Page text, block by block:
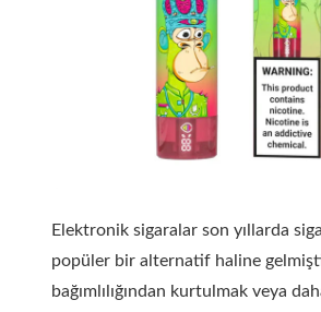
Elektronik sigaralar son yıllarda
popüler bir alternatif haline
bağımlılığından kurtulmak veya